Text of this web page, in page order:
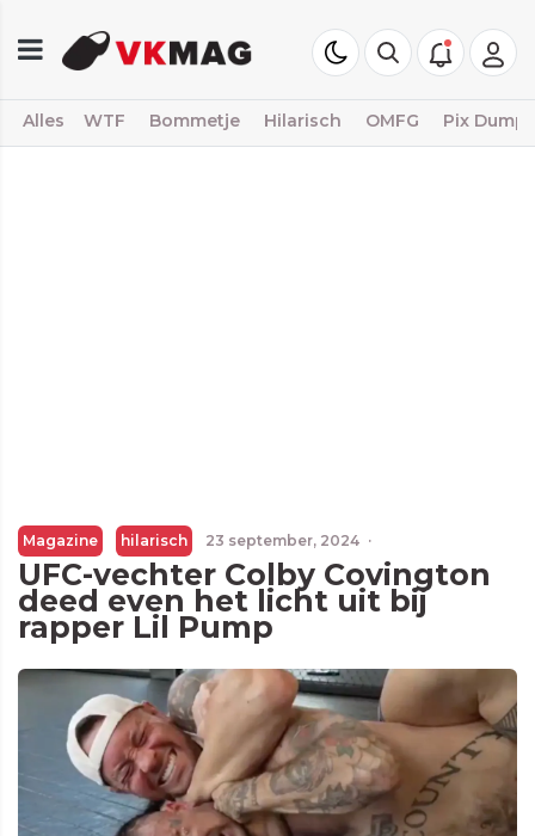
Alles WTF Bommetje Hilarisch OMFG Pix Dump
Magazine hilarisch 23 september, 2024 ·
UFC-vechter Colby Covington
deed even het licht uit bij
rapper Lil Pump